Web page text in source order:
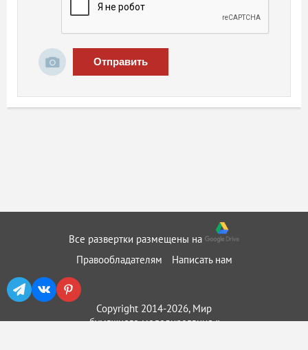
Отправить
Все развертки размещены на
Правообладателям
Написать нам
Copyright 2014-2026, Мир
бумажного моделирования ::